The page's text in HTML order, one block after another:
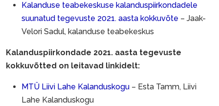
Kalanduse teabekeskuse kalanduspiirkondadele
suunatud tegevuste 2021. aasta kokkuvõte – Jaak-
Velori Sadul, kalanduse teabekeskus
Kalanduspiirkondade 2021. aasta tegevuste
kokkuvõtted on leitavad linkidelt:
MTÜ Liivi Lahe Kalanduskogu – Esta Tamm, Liivi
Lahe Kalanduskogu